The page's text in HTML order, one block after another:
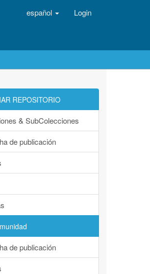
español Login
REPOSITORIO
& SubColecciones
de publicación
de publicación